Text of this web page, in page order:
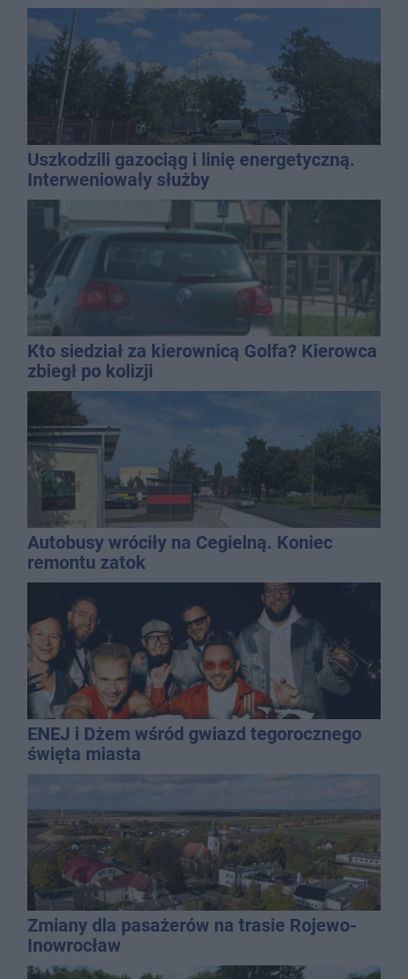
Uszkodzili gazociąg i linię energetyczną.
Interweniowały służby
Kto siedział za kierownicą Golfa? Kierowca
zbiegł po kolizji
Autobusy wróciły na Cegielną. Koniec
remontu zatok
ENEJ i Dżem wśród gwiazd tegorocznego
święta miasta
Zmiany dla pasażerów na trasie Rojewo-
Inowrocław